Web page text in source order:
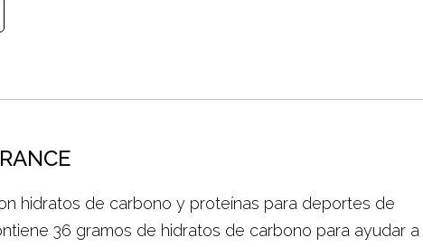
hidratos de carbono y proteínas para deportes de
36 gramos de hidratos de carbono para ayudar a